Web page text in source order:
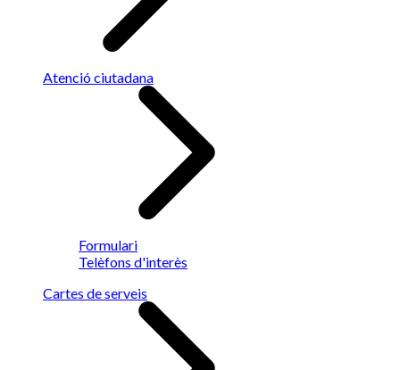
Atenció ciutadana
Formulari
Telèfons d'interès
Cartes de serveis